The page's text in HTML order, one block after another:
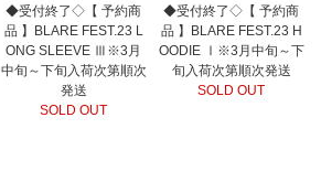
◆受付終了◇【 予約商
品 】BLARE FEST.23 L
ONG SLEEVE Ⅲ※3月
中旬～下旬入荷次第順次
発送
SOLD OUT
◆受付終了◇【 予約商
品 】BLARE FEST.23 H
OODIE Ⅰ※3月中旬～下
旬入荷次第順次発送
SOLD OUT